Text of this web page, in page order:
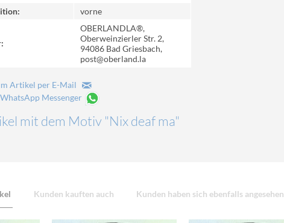
vorne
OBERLANDLA®,
Oberweinzierler Str. 2,
94086 Bad Griesbach,
post@oberland.la
Artikel per E-Mail
Messenger
mit dem Motiv "Nix deaf ma"
Kunden kauften auch Kunden haben sich ebenfalls angesehen